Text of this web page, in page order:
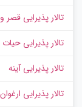
تالار پذیرایی قصر
تالار پذیرایی حیات
تالار پذیرایی آینه
تالار پذیرایی